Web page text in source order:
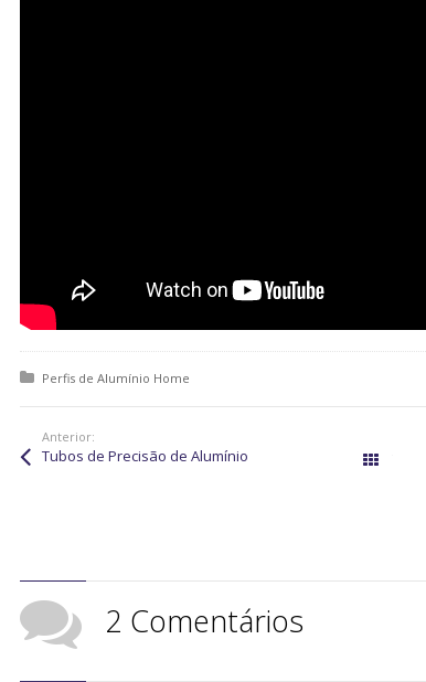
Posted in:
Perfis de Alumínio Home
Anterior:
Tubos de Precisão de Alumínio
2 Comentários